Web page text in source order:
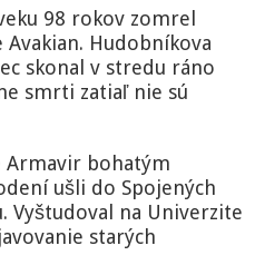
producent
George
Avakian,
ktorý
spolupracoval
Armstrongom
98 rokov zomrel
Hudobníkova
skonal v stredu ráno
smrti zatiaľ nie sú
Armavir bohatým
ušli do Spojených
Vyštudoval na Univerzite
starých